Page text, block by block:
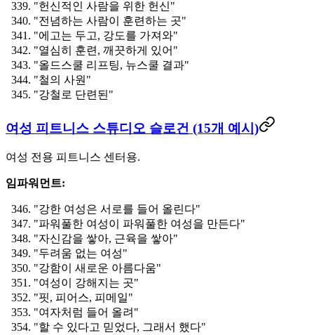
"헌신적인 사람을 위한 헌신"
"전념하는 사람이 훈련하는 곳"
"에고는 두고, 강도를 가져와"
"열심히 훈련, 깨끗하게 있어"
"올드스쿨 리프팅, 뉴스쿨 결과"
"철의 사원"
"강철로 단련된"
여성 피트니스 스튜디오 슬로건 (15개 예시)
여성 전용 피트니스 센터용.
임파워먼트:
"강한 여성은 서로를 들어 올린다"
"파워풀한 여성이 파워풀한 여성을 만든다"
"자신감을 쌓아, 근육을 쌓아"
"두려움 없는 여성"
"강함이 새로운 아름다움"
"여성이 강해지는 곳"
"핏, 피어스, 피메일"
"여자처럼 들어 올려"
"할 수 있다고 믿었다, 그래서 했다"